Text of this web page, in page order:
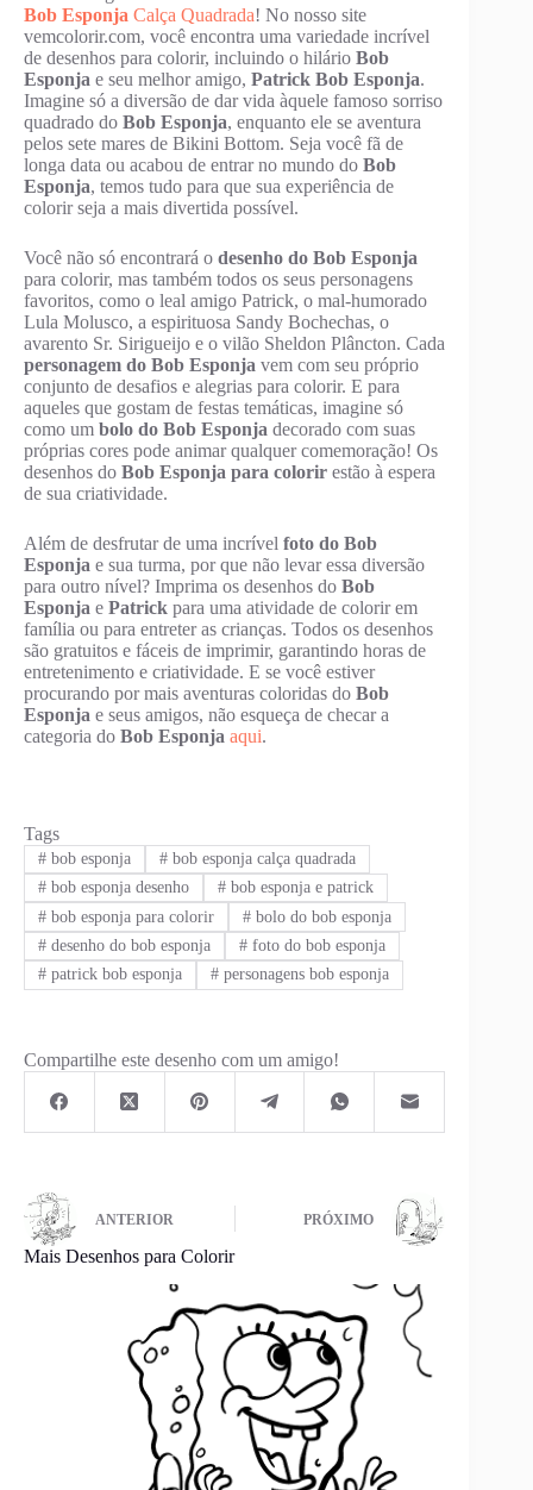
Bob Esponja Calça Quadrada! No nosso site
vemcolorir.com, você encontra uma variedade incrível
de desenhos para colorir, incluindo o hilário Bob
Esponja e seu melhor amigo, Patrick Bob Esponja.
Imagine só a diversão de dar vida àquele famoso sorriso
quadrado do Bob Esponja, enquanto ele se aventura
pelos sete mares de Bikini Bottom. Seja você fã de
longa data ou acabou de entrar no mundo do Bob
Esponja, temos tudo para que sua experiência de
colorir seja a mais divertida possível.
Você não só encontrará o desenho do Bob Esponja
para colorir, mas também todos os seus personagens
favoritos, como o leal amigo Patrick, o mal-humorado
Lula Molusco, a espirituosa Sandy Bochechas, o
avarento Sr. Sirigueijo e o vilão Sheldon Plâncton. Cada
personagem do Bob Esponja vem com seu próprio
conjunto de desafios e alegrias para colorir. E para
aqueles que gostam de festas temáticas, imagine só
como um bolo do Bob Esponja decorado com suas
próprias cores pode animar qualquer comemoração! Os
desenhos do Bob Esponja para colorir estão à espera
de sua criatividade.
Além de desfrutar de uma incrível foto do Bob
Esponja e sua turma, por que não levar essa diversão
para outro nível? Imprima os desenhos do Bob
Esponja e Patrick para uma atividade de colorir em
família ou para entreter as crianças. Todos os desenhos
são gratuitos e fáceis de imprimir, garantindo horas de
entretenimento e criatividade. E se você estiver
procurando por mais aventuras coloridas do Bob
Esponja e seus amigos, não esqueça de checar a
categoria do Bob Esponja aqui.
Tags
#bob esponja #bob esponja calça quadrada
#bob esponja desenho #bob esponja e patrick
#bob esponja para colorir #bolo do bob esponja
#desenho do bob esponja #foto do bob esponja
#patrick bob esponja #personagens bob esponja
Compartilhe este desenho com um amigo!
ANTERIOR PRÓXIMO
Mais Desenhos para Colorir